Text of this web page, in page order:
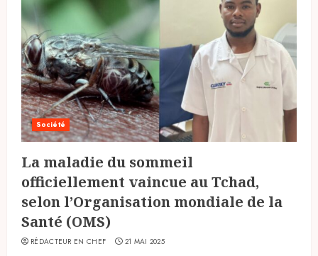
Société
La maladie du sommeil
officiellement vaincue au Tchad,
selon l’Organisation mondiale de la
Santé (OMS)
RÉDACTEUR EN CHEF 21 MAI 2025